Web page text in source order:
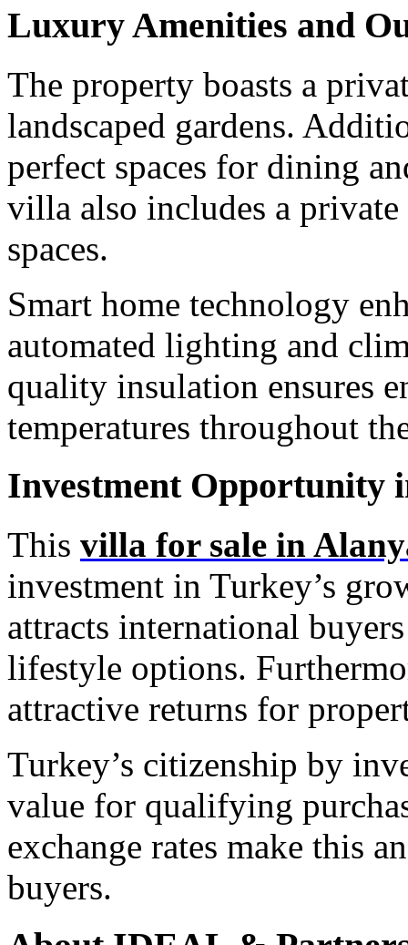
Luxury Amenities and
The property boasts a
landscaped gardens.
perfect spaces for dining
villa also includes a
spaces.
Smart home technology
automated lighting and
quality insulation ensures
temperatures throughout
Investment Opportunity
This villa for sale in
investment in Turkey’s
attracts international
lifestyle options.
attractive returns for
Turkey’s citizenship by
value for qualifying
exchange rates make this
buyers.